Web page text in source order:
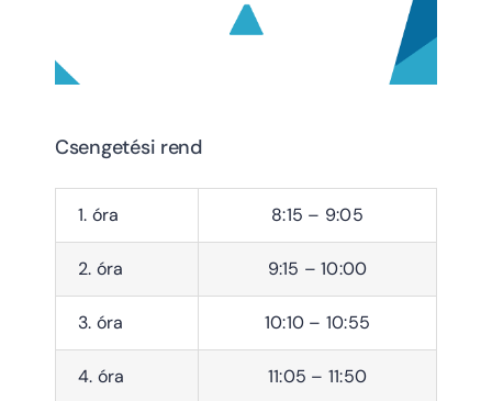
Csengetési rend
1. óra 8:15 – 9:05
2. óra 9:15 – 10:00
3. óra 10:10 – 10:55
4. óra 11:05 – 11:50